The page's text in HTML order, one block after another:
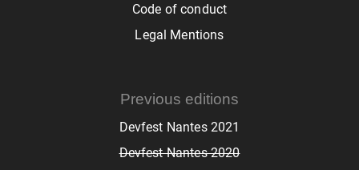
Code of conduct
Legal Mentions
Previous editions
Devfest Nantes 2021
Devfest Nantes 2020